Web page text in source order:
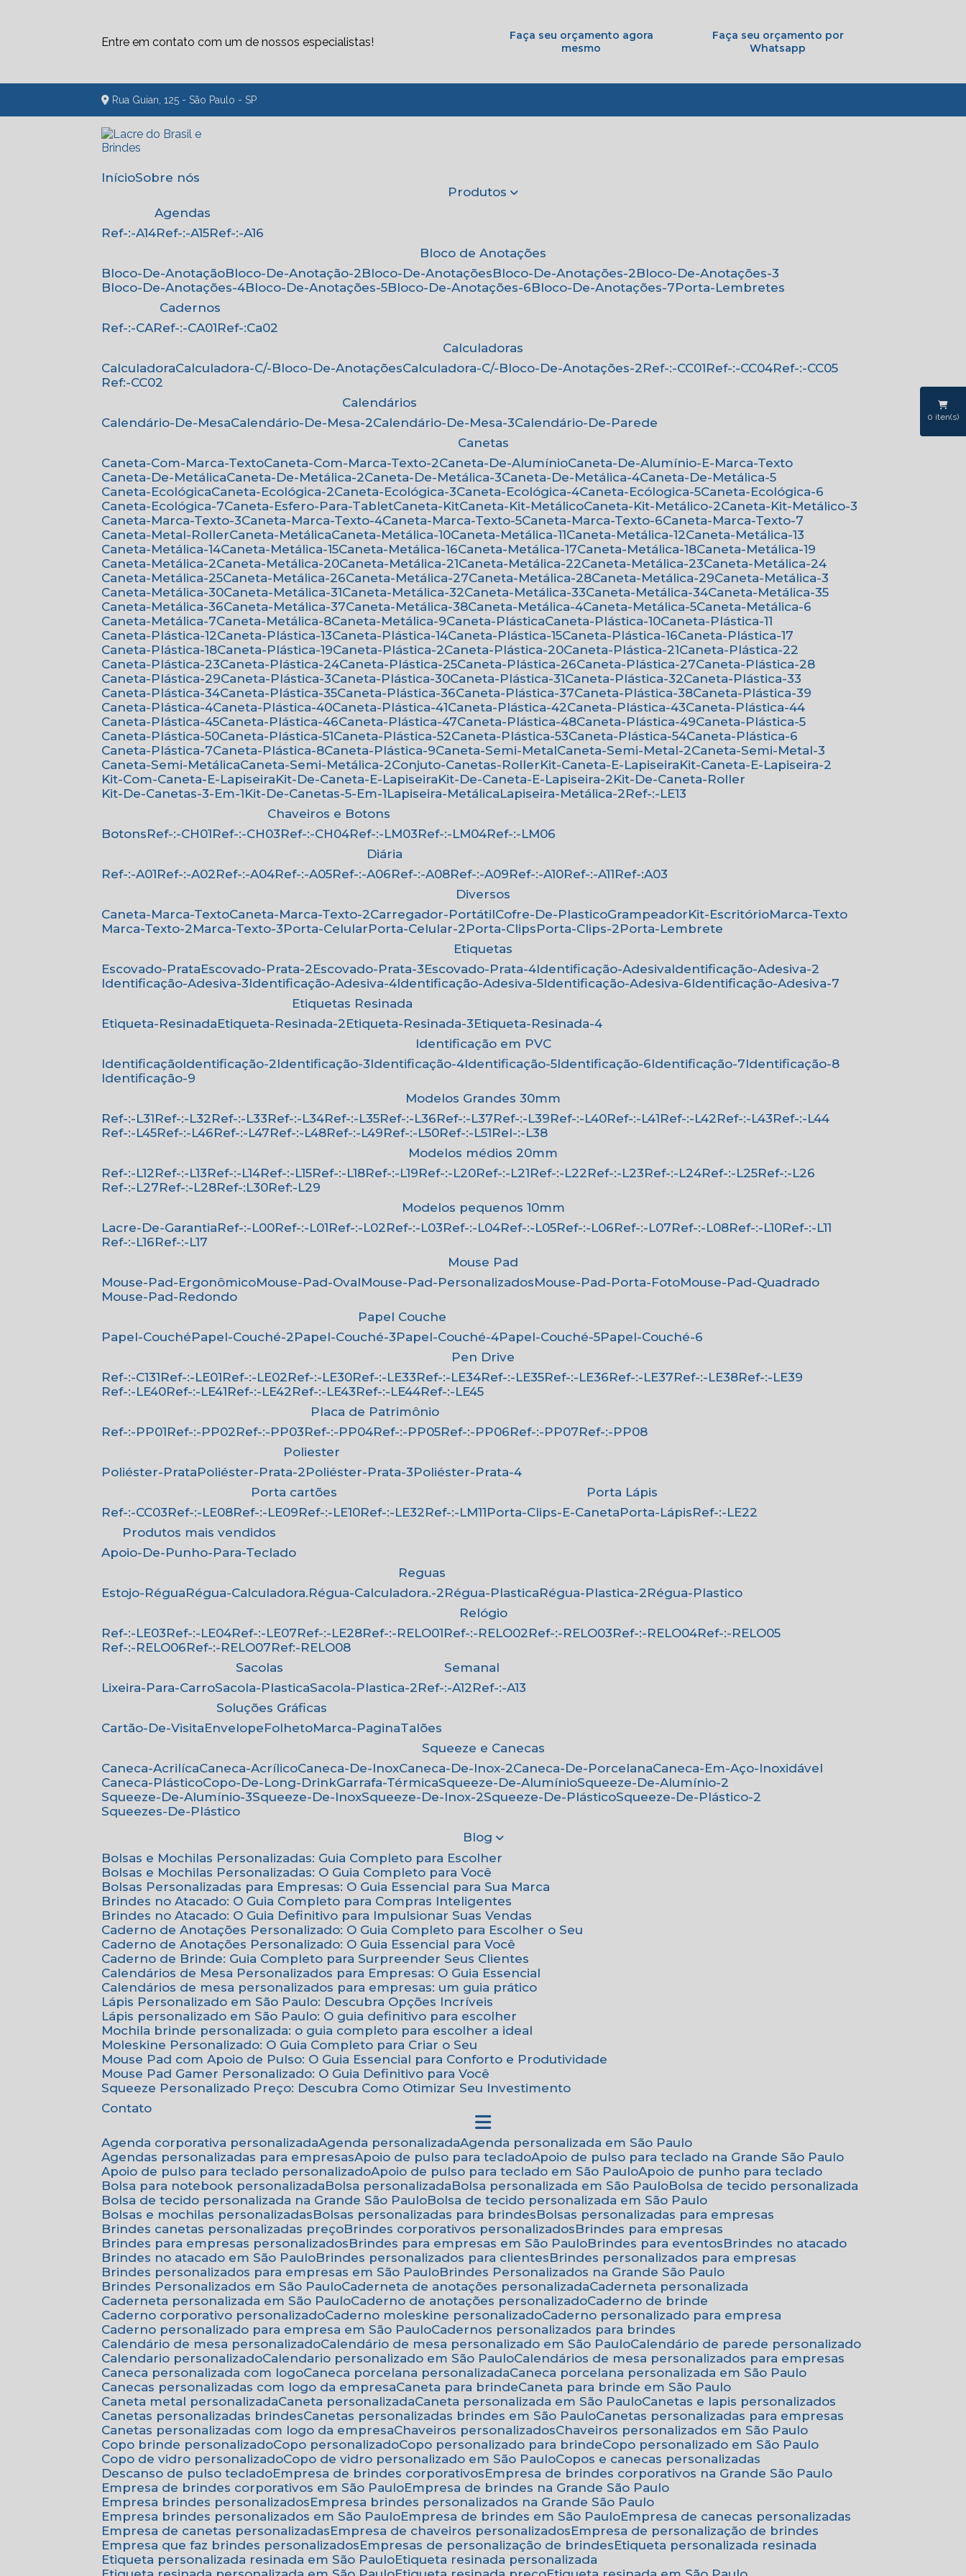
Entre em contato com um de nossos especialistas!
Faça seu orçamento agora
mesmo
Faça seu orçamento por
Whatsapp
Rua Guian, 125 - São Paulo - SP
Início Sobre nós
Produtos
Agendas
Ref-:-A14
Ref-:-A15
Ref-:-A16
Bloco de Anotações
Bloco-De-Anotação
Bloco-De-Anotação-2 Bloco-De-Anotações Bloco-De-Anotações-2
Bloco-De-Anotações-3
Bloco-De-Anotações-4
Bloco-De-Anotações-5 Bloco-De-Anotações-6 Bloco-De-Anotações-7
Porta-Lembretes
Cadernos
Ref-:-CA
Ref-:-CA01
Ref-:Ca02
Calculadoras
Calculadora
Calculadora-C/-Bloco-De-Anotações Calculadora-C/-Bloco-De-Anotações-2 Ref-:-CC01 Ref-:-CC04
Ref-:-CC05
Ref:-CC02
Calendários
Calendário-De-Mesa
Calendário-De-Mesa-2 Calendário-De-Mesa-3
Calendário-De-Parede
Canetas
Caneta-Com-Marca-Texto
Caneta-Com-Marca-Texto-2 Caneta-De-Alumínio
Caneta-De-Alumínio-E-Marca-Texto
Caneta-De-Metálica
Caneta-De-Metálica-2 Caneta-De-Metálica-3 Caneta-De-Metálica-4
Caneta-De-Metálica-5
Caneta-Ecológica
Caneta-Ecológica-2 Caneta-Ecológica-3 Caneta-Ecológica-4 Caneta-Ecólogica-5
Caneta-Ecológica-6
Caneta-Ecológica-7
Caneta-Esfero-Para-Tablet Caneta-Kit Caneta-Kit-Metálico Caneta-Kit-Metálico-2
Caneta-Kit-Metálico-3
Caneta-Marca-Texto-3
Caneta-Marca-Texto-4 Caneta-Marca-Texto-5 Caneta-Marca-Texto-6
Caneta-Marca-Texto-7
Caneta-Metal-Roller
Caneta-Metálica Caneta-Metálica-10 Caneta-Metálica-11 Caneta-Metálica-12
Caneta-Metálica-13
Caneta-Metálica-14
Caneta-Metálica-15 Caneta-Metálica-16 Caneta-Metálica-17 Caneta-Metálica-18
Caneta-Metálica-19
Caneta-Metálica-2
Caneta-Metálica-20 Caneta-Metálica-21 Caneta-Metálica-22 Caneta-Metálica-23
Caneta-Metálica-24
Caneta-Metálica-25
Caneta-Metálica-26 Caneta-Metálica-27 Caneta-Metálica-28 Caneta-Metálica-29
Caneta-Metálica-3
Caneta-Metálica-30
Caneta-Metálica-31 Caneta-Metálica-32 Caneta-Metálica-33 Caneta-Metálica-34
Caneta-Metálica-35
Caneta-Metálica-36
Caneta-Metálica-37 Caneta-Metálica-38 Caneta-Metálica-4 Caneta-Metálica-5
Caneta-Metálica-6
Caneta-Metálica-7
Caneta-Metálica-8 Caneta-Metálica-9 Caneta-Plástica Caneta-Plástica-10
Caneta-Plástica-11
Caneta-Plástica-12
Caneta-Plástica-13 Caneta-Plástica-14 Caneta-Plástica-15 Caneta-Plástica-16
Caneta-Plástica-17
Caneta-Plástica-18
Caneta-Plástica-19 Caneta-Plástica-2 Caneta-Plástica-20 Caneta-Plástica-21
Caneta-Plástica-22
Caneta-Plástica-23
Caneta-Plástica-24 Caneta-Plástica-25 Caneta-Plástica-26 Caneta-Plástica-27
Caneta-Plástica-28
Caneta-Plástica-29
Caneta-Plástica-3 Caneta-Plástica-30 Caneta-Plástica-31 Caneta-Plástica-32
Caneta-Plástica-33
Caneta-Plástica-34
Caneta-Plástica-35 Caneta-Plástica-36 Caneta-Plástica-37 Caneta-Plástica-38
Caneta-Plástica-39
Caneta-Plástica-4
Caneta-Plástica-40 Caneta-Plástica-41 Caneta-Plástica-42 Caneta-Plástica-43
Caneta-Plástica-44
Caneta-Plástica-45
Caneta-Plástica-46 Caneta-Plástica-47 Caneta-Plástica-48 Caneta-Plástica-49
Caneta-Plástica-5
Caneta-Plástica-50
Caneta-Plástica-51 Caneta-Plástica-52 Caneta-Plástica-53 Caneta-Plástica-54
Caneta-Plástica-6
Caneta-Plástica-7
Caneta-Plástica-8 Caneta-Plástica-9 Caneta-Semi-Metal Caneta-Semi-Metal-2
Caneta-Semi-Metal-3
Caneta-Semi-Metálica
Caneta-Semi-Metálica-2 Conjuto-Canetas-Roller Kit-Caneta-E-Lapiseira
Kit-Caneta-E-Lapiseira-2
Kit-Com-Caneta-E-Lapiseira
Kit-De-Caneta-E-Lapiseira Kit-De-Caneta-E-Lapiseira-2
Kit-De-Caneta-Roller
Kit-De-Canetas-3-Em-1
Kit-De-Canetas-5-Em-1 Lapiseira-Metálica Lapiseira-Metálica-2
Ref-:-LE13
Chaveiros e Botons
Botons
Ref-:-CH01 Ref-:-CH03 Ref-:-CH04 Ref-:-LM03 Ref-:-LM04
Ref-:-LM06
Diária
Ref-:-A01
Ref-:-A02 Ref-:-A04 Ref-:-A05 Ref-:-A06 Ref-:-A08 Ref-:-A09 Ref-:-A10 Ref-:-A11
Ref-:A03
Diversos
Caneta-Marca-Texto
Caneta-Marca-Texto-2 Carregador-Portátil Cofre-De-Plastico Grampeador Kit-Escritório
Marca-Texto
Marca-Texto-2
Marca-Texto-3 Porta-Celular Porta-Celular-2 Porta-Clips Porta-Clips-2
Porta-Lembrete
Etiquetas
Escovado-Prata
Escovado-Prata-2 Escovado-Prata-3 Escovado-Prata-4 Identificação-Adesiva Identificação-Adesiva-2
Identificação-Adesiva-3 Identificação-Adesiva-4 Identificação-Adesiva-5 Identificação-Adesiva-6 Identificação-Adesiva-7
Etiquetas Resinada
Etiqueta-Resinada
Etiqueta-Resinada-2 Etiqueta-Resinada-3
Etiqueta-Resinada-4
Identificação em PVC
Identificação Identificação-2 Identificação-3 Identificação-4 Identificação-5 Identificação-6 Identificação-7 Identificação-8
Identificação-9
Modelos Grandes 30mm
Ref-:-L31
Ref-:-L32 Ref-:-L33 Ref-:-L34 Ref-:-L35 Ref-:-L36 Ref-:-L37 Ref-:-L39 Ref-:-L40 Ref-:-L41 Ref-:-L42 Ref-:-L43
Ref-:-L44
Ref-:-L45
Ref-:-L46 Ref-:-L47 Ref-:-L48 Ref-:-L49 Ref-:-L50 Ref-:-L51
Rel-:-L38
Modelos médios 20mm
Ref-:-L12
Ref-:-L13 Ref-:-L14 Ref-:-L15 Ref-:-L18 Ref-:-L19 Ref-:-L20 Ref-:-L21 Ref-:-L22 Ref-:-L23 Ref-:-L24 Ref-:-L25
Ref-:-L26
Ref-:-L27
Ref-:-L28 Ref-:L30
Ref:-L29
Modelos pequenos 10mm
Lacre-De-Garantia
Ref-:-L00 Ref-:-L01 Ref-:-L02 Ref-:-L03 Ref-:-L04 Ref-:-L05 Ref-:-L06 Ref-:-L07 Ref-:-L08 Ref-:-L10
Ref-:-L11
Ref-:-L16
Ref-:-L17
Mouse Pad
Mouse-Pad-Ergonômico
Mouse-Pad-Oval Mouse-Pad-Personalizados Mouse-Pad-Porta-Foto
Mouse-Pad-Quadrado
Mouse-Pad-Redondo
Papel Couche
Papel-Couché
Papel-Couché-2 Papel-Couché-3 Papel-Couché-4 Papel-Couché-5
Papel-Couché-6
Pen Drive
Ref-:-C131
Ref-:-LE01 Ref-:-LE02 Ref-:-LE30 Ref-:-LE33 Ref-:-LE34 Ref-:-LE35 Ref-:-LE36 Ref-:-LE37 Ref-:-LE38
Ref-:-LE39
Ref-:-LE40
Ref-:-LE41 Ref-:-LE42 Ref-:-LE43 Ref-:-LE44
Ref-:-LE45
Placa de Patrimônio
Ref-:-PP01
Ref-:-PP02 Ref-:-PP03 Ref-:-PP04 Ref-:-PP05 Ref-:-PP06 Ref-:-PP07
Ref-:-PP08
Poliester
Poliéster-Prata
Poliéster-Prata-2 Poliéster-Prata-3
Poliéster-Prata-4
Porta cartões
Ref-:-CC03
Ref-:-LE08 Ref-:-LE09 Ref-:-LE10 Ref-:-LE32 Ref-:-LM11
Porta Lápis
Porta-Clips-E-Caneta
Porta-Lápis
Ref-:-LE22
Produtos mais vendidos
Apoio-De-Punho-Para-Teclado
Reguas
Estojo-Régua
Régua-Calculadora. Régua-Calculadora.-2 Régua-Plastica Régua-Plastica-2
Régua-Plastico
Relógio
Ref-:-LE03
Ref-:-LE04 Ref-:-LE07 Ref-:-LE28 Ref-:-RELO01 Ref-:-RELO02 Ref-:-RELO03 Ref-:-RELO04
Ref-:-RELO05
Ref-:-RELO06
Ref-:-RELO07
Ref:-RELO08
Sacolas
Lixeira-Para-Carro Sacola-Plastica Sacola-Plastica-2
Semanal
Ref-:-A12
Ref-:-A13
Soluções Gráficas
Cartão-De-Visita
Envelope Folheto Marca-Pagina
Talões
Squeeze e Canecas
Caneca-Acrilíca
Caneca-Acrílico Caneca-De-Inox Caneca-De-Inox-2 Caneca-De-Porcelana
Caneca-Em-Aço-Inoxidável
Caneca-Plástico
Copo-De-Long-Drink Garrafa-Térmica Squeeze-De-Alumínio Squeeze-De-Alumínio-2
Squeeze-De-Alumínio-3
Squeeze-De-Inox Squeeze-De-Inox-2 Squeeze-De-Plástico Squeeze-De-Plástico-2
Squeezes-De-Plástico
Blog
Bolsas e Mochilas Personalizadas: Guia Completo para Escolher
Bolsas e Mochilas Personalizadas: O Guia Completo para Você
Bolsas Personalizadas para Empresas: O Guia Essencial para Sua Marca
Brindes no Atacado: O Guia Completo para Compras Inteligentes
Brindes no Atacado: O Guia Definitivo para Impulsionar Suas Vendas
Caderno de Anotações Personalizado: O Guia Completo para Escolher o Seu
Caderno de Anotações Personalizado: O Guia Essencial para Você
Caderno de Brinde: Guia Completo para Surpreender Seus Clientes
Calendários de Mesa Personalizados para Empresas: O Guia Essencial
Calendários de mesa personalizados para empresas: um guia prático
Lápis Personalizado em São Paulo: Descubra Opções Incríveis
Lápis personalizado em São Paulo: O guia definitivo para escolher
Mochila brinde personalizada: o guia completo para escolher a ideal
Moleskine Personalizado: O Guia Completo para Criar o Seu
Mouse Pad com Apoio de Pulso: O Guia Essencial para Conforto e Produtividade
Mouse Pad Gamer Personalizado: O Guia Definitivo para Você
Squeeze Personalizado Preço: Descubra Como Otimizar Seu Investimento
Contato
Agenda corporativa personalizada Agenda personalizada Agenda personalizada em São Paulo
Agendas personalizadas para empresas Apoio de pulso para teclado Apoio de pulso para teclado na Grande São Paulo
Apoio de pulso para teclado personalizado Apoio de pulso para teclado em São Paulo Apoio de punho para teclado
Bolsa para notebook personalizada
Bolsa personalizada Bolsa personalizada em São Paulo
Bolsa de tecido personalizada
Bolsa de tecido personalizada na Grande São Paulo
Bolsa de tecido personalizada em São Paulo
Bolsas e mochilas personalizadas
Bolsas personalizadas para brindes
Bolsas personalizadas para empresas
Brindes canetas personalizadas preço
Brindes corporativos personalizados
Brindes para empresas
Brindes para empresas personalizados
Brindes para empresas em São Paulo Brindes para eventos
Brindes no atacado
Brindes no atacado em São Paulo
Brindes personalizados para clientes
Brindes personalizados para empresas
Brindes personalizados para empresas em São Paulo
Brindes Personalizados na Grande São Paulo
Brindes Personalizados em São Paulo
Caderneta de anotações personalizada
Caderneta personalizada
Caderneta personalizada em São Paulo
Caderno de anotações personalizado
Caderno de brinde
Caderno corporativo personalizado
Caderno moleskine personalizado
Caderno personalizado para empresa
Caderno personalizado para empresa em São Paulo
Cadernos personalizados para brindes
Calendário de mesa personalizado
Calendário de mesa personalizado em São Paulo
Calendário de parede personalizado
Calendario personalizado
Calendario personalizado em São Paulo
Calendários de mesa personalizados para empresas
Caneca personalizada com logo
Caneca porcelana personalizada
Caneca porcelana personalizada em São Paulo
Canecas personalizadas com logo da empresa
Caneta para brinde
Caneta para brinde em São Paulo
Caneta metal personalizada
Caneta personalizada Caneta personalizada em São Paulo
Canetas e lapis personalizados
Canetas personalizadas brindes
Canetas personalizadas brindes em São Paulo
Canetas personalizadas para empresas
Canetas personalizadas com logo da empresa
Chaveiros personalizados
Chaveiros personalizados em São Paulo
Copo brinde personalizado
Copo personalizado Copo personalizado para brinde
Copo personalizado em São Paulo
Copo de vidro personalizado
Copo de vidro personalizado em São Paulo
Copos e canecas personalizadas
Descanso de pulso teclado
Empresa de brindes corporativos
Empresa de brindes corporativos na Grande São Paulo
Empresa de brindes corporativos em São Paulo
Empresa de brindes na Grande São Paulo
Empresa brindes personalizados
Empresa brindes personalizados na Grande São Paulo
Empresa brindes personalizados em São Paulo
Empresa de brindes em São Paulo
Empresa de canecas personalizadas
Empresa de canetas personalizadas
Empresa de chaveiros personalizados
Empresa de personalização de brindes
Empresa que faz brindes personalizados
Empresas de personalização de brindes
Etiqueta personalizada resinada
Etiqueta personalizada resinada em São Paulo Etiqueta resinada personalizada
0 iten(s)